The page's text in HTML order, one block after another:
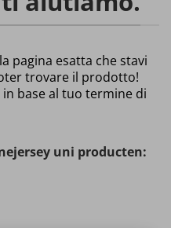
pagina esatta che stavi
trovare il prodotto!
base al tuo termine di
uni producten: